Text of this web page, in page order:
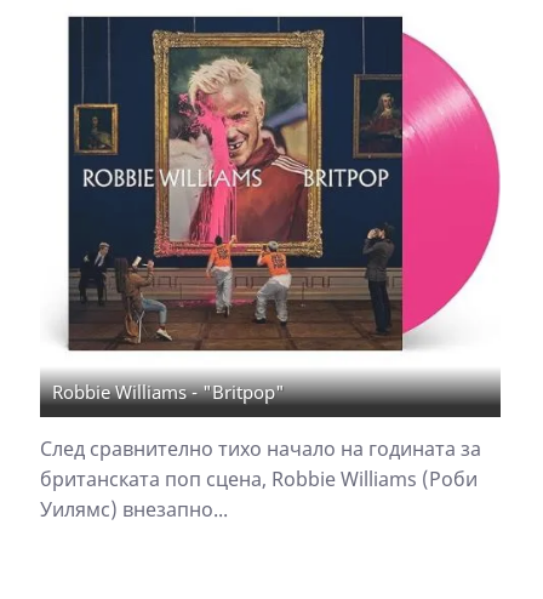
Robbie Williams - "Britpop"
След сравнително тихо начало на годината за
британската поп сцена, Robbie Williams (Роби
Уилямс) внезапно...